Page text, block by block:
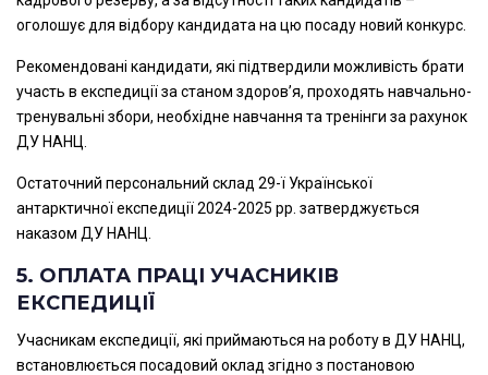
оголошує для відбору кандидата на цю посаду новий конкурс.
Рекомендовані кандидати, які підтвердили можливість брати
участь в експедиції за станом здоров’я, проходять навчально-
тренувальні збори, необхідне навчання та тренінги за рахунок
ДУ НАНЦ.
Остаточний персональний склад 29-ї Української
антарктичної експедиції 2024-2025 рр. затверджується
наказом ДУ НАНЦ.
5. ОПЛАТА ПРАЦІ УЧАСНИКІВ
ЕКСПЕДИЦІЇ
Учасникам експедиції, які приймаються на роботу в ДУ НАНЦ,
встановлюється посадовий оклад згідно з постановою